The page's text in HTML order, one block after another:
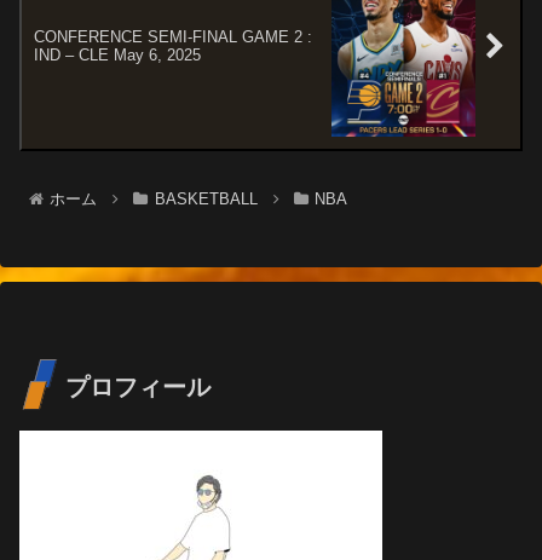
CONFERENCE SEMI-FINAL GAME 2 :
IND – CLE May 6, 2025
ホーム BASKETBALL NBA
プロフィール